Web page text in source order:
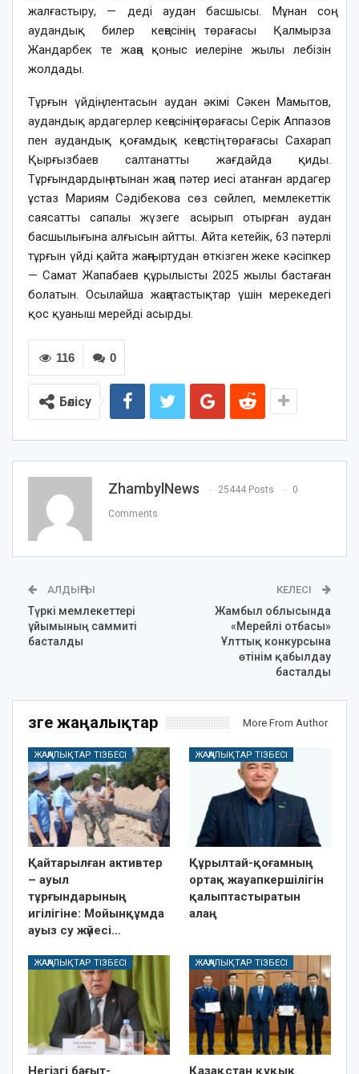
жалғастыру, — деді аудан басшысы. Мұнан соң
аудандық билер кеңесінің төрағасы Қалмырза
Жандарбек те жаңа қоныс иелеріне жылы лебізін
жолдады.
Тұрғын үйдің лентасын аудан әкімі Сәкен Мамытов,
аудандық ардагерлер кеңесінің төрағасы Серік Аппазов
пен аудандық қоғамдық кеңестің төрағасы Сахарап
Қырғызбаев салтанатты жағдайда қиды.
Тұрғындардың атынан жаңа пәтер иесі атанған ардагер
ұстаз Мариям Сәдібекова сөз сөйлеп, мемлекеттік
саясатты сапалы жүзеге асырып отырған аудан
басшылығына алғысын айтты. Айта кетейік, 63 пәтерлі
тұрғын үйді қайта жаңғыртудан өткізген жеке кәсіпкер
— Самат Жапабаев құрылысты 2025 жылы бастаған
болатын. Осылайша жаңатастықтар үшін мерекедегі
қос қуаныш мерейді асырды.
0
116
Бөлісу
ZhambylNews 25444 Posts 0
Comments
АЛДЫҢҒЫ
Түркі мемлекеттері
ұйымының саммиті
басталды
КЕЛЕСІ
Жамбыл облысында
«Мерейлі отбасы»
Ұлттық конкурсына
өтінім қабылдау
басталды
Өзге жаңалықтар More From Author
ЖАҢАЛЫҚТАР ТІЗБЕСІ
Қайтарылған активтер
– ауыл
тұрғындарының
игілігіне: Мойынқұмда
ауыз су жүйесі…
ЖАҢАЛЫҚТАР ТІЗБЕСІ
Құрылтай-қоғамның
ортақ жауапкершілігін
қалыптастыратын
алаң
ЖАҢАЛЫҚТАР ТІЗБЕСІ
Негізгі бағыт-
ЖАҢАЛЫҚТАР ТІЗБЕСІ
Қазақстан құқық